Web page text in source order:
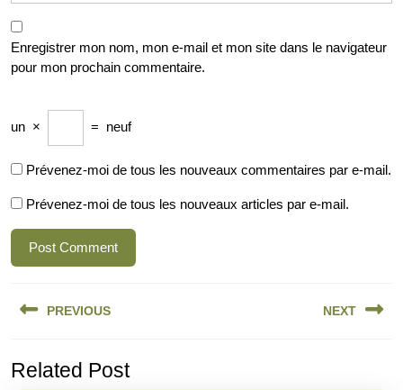
Enregistrer mon nom, mon e-mail et mon site dans le navigateur
pour mon prochain commentaire.
un × = neuf
Prévenez-moi de tous les nouveaux commentaires par e-mail.
Prévenez-moi de tous les nouveaux articles par e-mail.
de
PREVIOUS
post:
NEXT
Related Post